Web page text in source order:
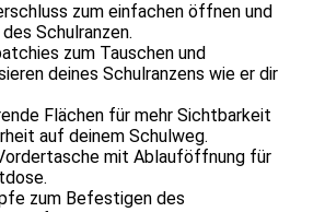
zum einfachen öffnen und
Schulranzen.
zum Tauschen und
deines Schulranzens wie er dir
Flächen für mehr Sichtbarkeit
auf deinem Schulweg.
mit Ablauföffnung für
zum Befestigen des